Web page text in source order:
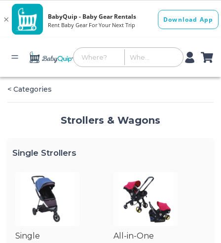
< Categories
Strollers & Wagons
Single Strollers
Single
All-in-One